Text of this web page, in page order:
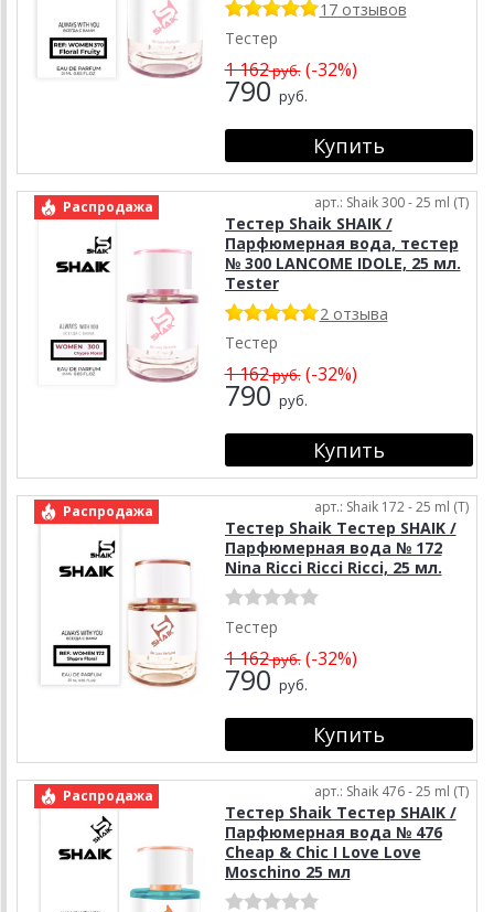
17 отзывов
Тестер
1 162руб.(-32%)
790 руб.
Распродажа арт.: Shaik 300 - 25 ml (T)
Тестер Shaik SHAIK /
Парфюмерная вода, тестер
№ 300 LANCOME IDOLE, 25 мл.
Tester
2 отзыва
Тестер
1 162руб.(-32%)
790 руб.
Распродажа арт.: Shaik 172 - 25 ml (T)
Тестер Shaik Тестер SHAIK /
Парфюмерная вода № 172
Nina Ricci Ricci Ricci, 25 мл.
Тестер
1 162руб.(-32%)
790 руб.
Распродажа арт.: Shaik 476 - 25 ml (T)
Тестер Shaik Тестер SHAIK /
Парфюмерная вода № 476
Cheap & Chic I Love Love
Moschino 25 мл